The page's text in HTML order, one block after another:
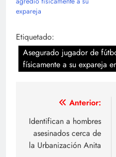
expareja
Etiquetado:
Asegurado jugador de
físicamente a su expareja
Navegación
de
entradas
Anterior:
Identifican a hombres
asesinados cerca de
la Urbanización Anita